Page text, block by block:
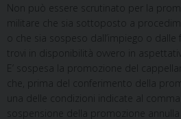
Non può essere scrutinato per la
militare che sia sottoposto a
o che sia sospeso dall’impiego o dalle
trovi in disponibilità ovvero in
E’ sospesa la promozione del
che, prima del conferimento della
una delle condizioni indicate al
sospensione della promozione